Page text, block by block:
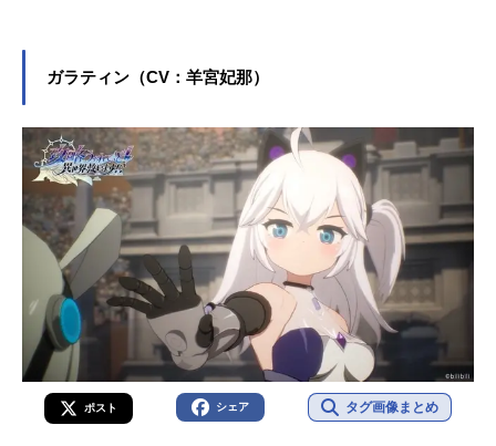
記事をご紹介！
ガラティン（CV：羊宮妃那）
ポスト シェア タグ画像まとめ